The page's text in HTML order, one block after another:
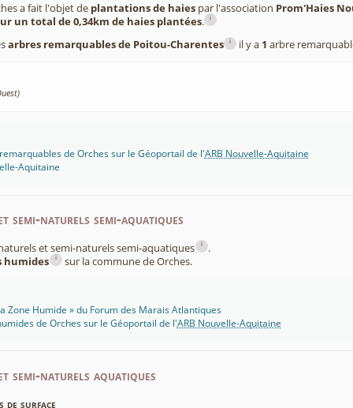
a fait l'objet de plantations de haiespar l'association Prom'Haies
un total de 0,34km de haies plantées. i
arbres remarquables de Poitou-Charentes i il y a 1 arbre
de Orches sur le Géoportail de l'ARB Nouvelle-Aquitaine
Aquitaine
naturels semi-aquatiques
et semi-naturels semi-aquatiques i
.
humides
i sur la commune de Orches.
Zone Humide » du Forum des Marais Atlantiques
de Orches sur le Géoportail de l'ARB Nouvelle-Aquitaine
semi-naturels aquatiques
de surface